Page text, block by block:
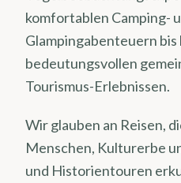
komfortablen Camping-
Glampingabenteuern bis
bedeutungsvollen
Tourismus-Erlebnissen.
Wir glauben an Reisen,
Menschen, Kulturerbe
und Historientouren